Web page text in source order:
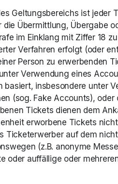
Geltungsbereichs ist
Übermittlung, Übergabe
im Einklang mit Ziffer 18
Verfahren erfolgt (oder
Person zu erwerbenden
Verwendung eines
insbesondere unter
(sog. Fake Accounts),
Tickets dienen dem
erworbene Tickets
auf dem
(z.B. anonyme
oder auffällige oder